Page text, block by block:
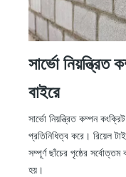
সার্ভো নিয়ন্ত্রিত
বাইরে
সার্ভো নিয়ন্ত্রিত কম্পন
প্রতিনিধিত্ব করে। রিয়েল
সম্পূর্ণ ছাঁচের পৃষ্ঠের
হয়।